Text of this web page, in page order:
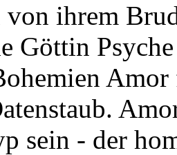
ihrem
Göttin
sein - der